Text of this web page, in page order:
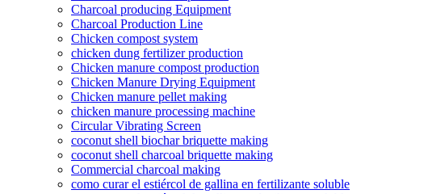
Charcoal producing Equipment
Charcoal Production Line
Chicken compost system
chicken dung fertilizer production
Chicken manure compost production
Chicken Manure Drying Equipment
Chicken manure pellet making
chicken manure processing machine
Circular Vibrating Screen
coconut shell biochar briquette making
coconut shell charcoal briquette making
Commercial charcoal making
como curar el estiércol de gallina en fertilizante soluble